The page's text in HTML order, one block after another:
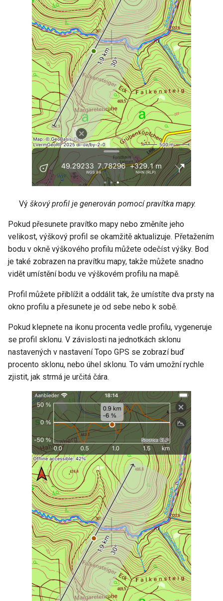
Vý škový profil je generován pomocí pravítka mapy.
Pokud přesunete pravítko mapy nebo změníte jeho
velikost, výškový profil se okamžitě aktualizuje. Přetažením
bodu v okně výškového profilu můžete odečíst výšky. Bod
je také zobrazen na pravítku mapy, takže můžete snadno
vidět umístění bodu ve výškovém profilu na mapě.
Profil můžete přiblížit a oddálit tak, že umístíte dva prsty na
okno profilu a přesunete je od sebe nebo k sobě.
Pokud klepnete na ikonu procenta vedle profilu, vygeneruje
se profil sklonu. V závislosti na jednotkách sklonu
nastavených v nastavení Topo GPS se zobrazí buď
procento sklonu, nebo úhel sklonu. To vám umožní rychle
zjistit, jak strmá je určitá čára.